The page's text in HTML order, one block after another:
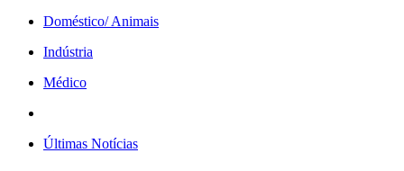
Doméstico/ Animais
Indústria
Médico
Últimas Notícias